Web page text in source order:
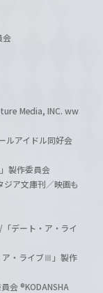
会
Media, INC. ww
ルアイドル同好会
製作委員会
ア文庫刊／映画も
デート・ア・ライ
ア・ライブⅢ」製作
会 ®KODANSHA